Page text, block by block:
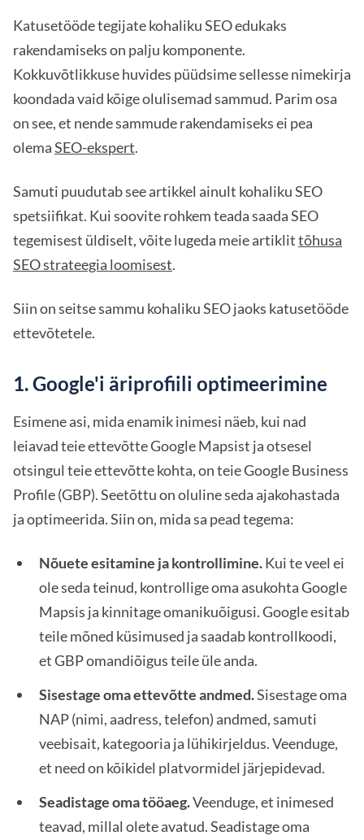
Katusetööde tegijate kohaliku SEO edukaks
rakendamiseks on palju komponente.
Kokkuvõtlikkuse huvides püüdsime sellesse nimekirja
koondada vaid kõige olulisemad sammud. Parim osa
on see, et nende sammude rakendamiseks ei pea
olemaSEO-ekspert.
Samuti puudutab see artikkel ainult kohaliku SEO
spetsiifikat. Kui soovite rohkem teada saada SEO
tegemisest üldiselt, võite lugeda meie artiklittõhusa
SEO strateegia loomisest.
Siin on seitse sammu kohaliku SEO jaoks katusetööde
ettevõtetele.
1. Google'i äriprofiili optimeerimine
Esimene asi, mida enamik inimesi näeb, kui nad
leiavad teie ettevõtte Google Mapsist ja otsesel
otsingul teie ettevõtte kohta, on teie Google Business
Profile (GBP). Seetõttu on oluline seda ajakohastada
ja optimeerida. Siin on, mida sa pead tegema:
Nõuete esitamine ja kontrollimine.Kui te veel ei
ole seda teinud, kontrollige oma asukohta Google
Mapsis ja kinnitage omanikuõigusi. Google esitab
teile mõned küsimused ja saadab kontrollkoodi,
et GBP omandiõigus teile üle anda.
Sisestage oma ettevõtte andmed.Sisestage oma
NAP (nimi, aadress, telefon) andmed, samuti
veebisait, kategooria ja lühikirjeldus. Veenduge,
et need on kõikidel platvormidel järjepidevad.
Seadistage oma tööaeg.Veenduge, et inimesed
teavad, millal olete avatud. Seadistage oma